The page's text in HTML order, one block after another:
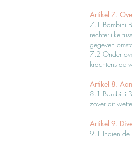
Artikel 7.
7.1 Bambini
rechterlijke
gegeven
7.2 Onder
krachtens de
Artikel 8.
8.1 Bambini
zover dit
Artikel 9.
9.1 Indien de